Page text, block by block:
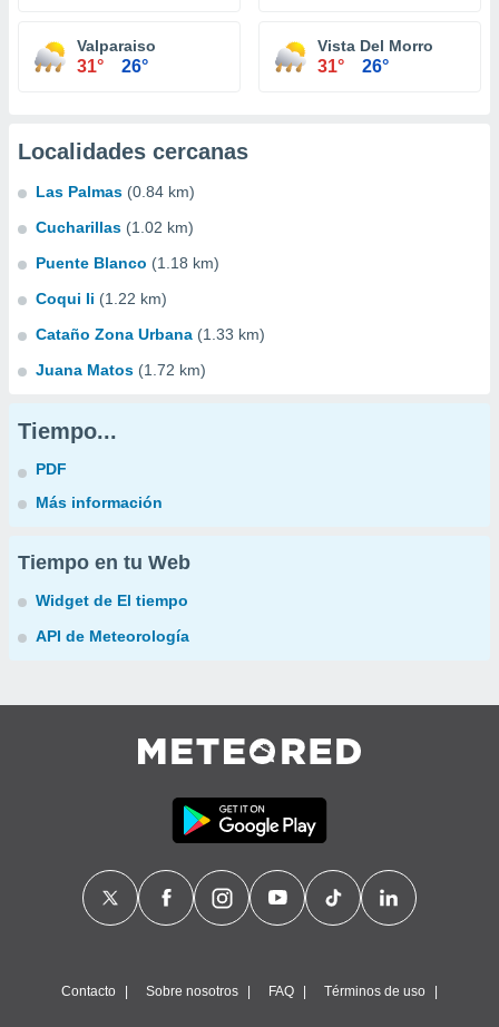
Valparaiso
31° 26°
Vista Del Morro
31° 26°
Localidades cercanas
Las Palmas (0.84 km)
Cucharillas (1.02 km)
Puente Blanco (1.18 km)
Coqui Ii (1.22 km)
Cataño Zona Urbana (1.33 km)
Juana Matos (1.72 km)
Tiempo...
PDF
Más información
Tiempo en tu Web
Widget de El tiempo
API de Meteorología
Contacto Sobre nosotros FAQ Términos de uso